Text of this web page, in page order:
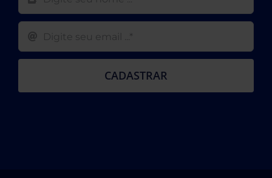
CADASTRAR